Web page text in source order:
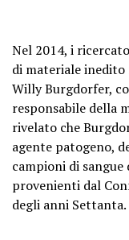
Nel 2014, i
di materiale
Willy Burgdorfer,
responsabile della
rivelato che
agente patogeno,
campioni di
provenienti dal
degli anni Settanta.